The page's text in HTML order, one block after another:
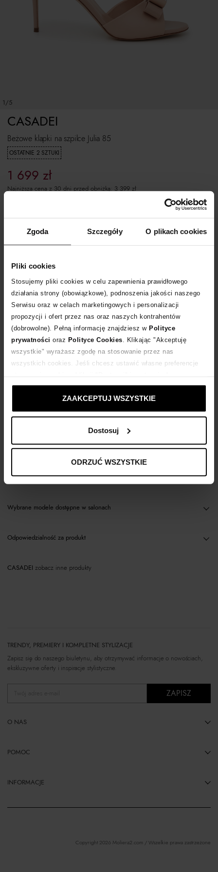
Zgoda Szczegóły O plikach cookies
Pliki cookies
Stosujemy pliki cookies w celu zapewnienia prawidłowego
działania strony (obowiązkowe), podnoszenia jakości naszego
Serwisu oraz w celach marketingowych i personalizacji
propozycji i ofert przez nas oraz naszych kontrahentów
(dobrowolne). Pełną informację znajdziesz w Polityce
prywatności oraz Polityce Cookies . Klikając "Akceptuję
wszystkie" wyrażasz zgodę na stosowanie przez nas
wszystkich cookies. Jeśli chcesz ustawić własne preferencje
ustawienia prywatności.
ZAAKCEPTUJ WSZYSTKIE
Dostosuj
ODRZUĆ WSZYSTKIE
1/5
Beżowe klapki na szpilce Julia 85
OSTATNIE 2 SZTUKI
CASADEI
1 699 zł
Najniższa cena z 30 dni przed obniżką:3 399zł
Rozmiarówka standardowa.
Tabela rozmiarów
DODAJ DO KOSZYKA
Dostawa od 0 zł
14 dni na zwrot towaru
Sprawdź
Kup teraz, Zapłać później!
Opis produktu
Materiał
Wybrane modele dostępne w salonach
Odpowiedzialność za produkt
CASADEI zobacz inne produkty
TRENDY, PREMIERY I KOMPLETNE STYLIZACJE
Zapisz się do naszego biuletynu, aby otrzymywać informacje o nowościach,
ekskluzywne oferty i inspiracje stylistyczne.
ZAPISZ
O NAS
POMOC
INFORMACJE
Copyright 2026 Moliera2.com / Wszelkie prawa zastrzeżone